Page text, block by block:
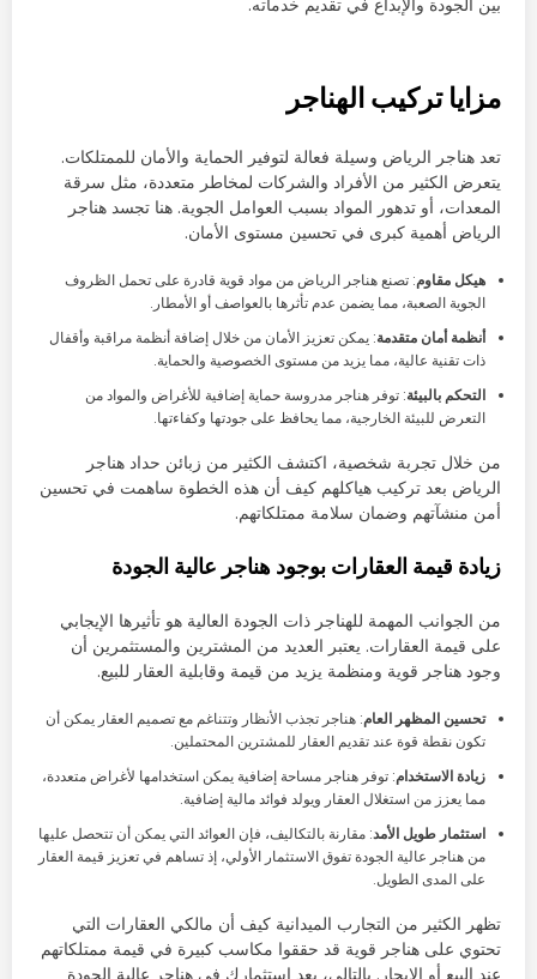
بين الجودة والإبداع في تقديم خدماته.
مزايا تركيب الهناجر
تعد هناجر الرياض وسيلة فعالة لتوفير الحماية والأمان للممتلكات.
يتعرض الكثير من الأفراد والشركات لمخاطر متعددة، مثل سرقة
المعدات، أو تدهور المواد بسبب العوامل الجوية. هنا تجسد هناجر
الرياض أهمية كبرى في تحسين مستوى الأمان.
هيكل مقاوم: تصنع هناجر الرياض من مواد قوية قادرة على تحمل الظروف
الجوية الصعبة، مما يضمن عدم تأثرها بالعواصف أو الأمطار.
أنظمة أمان متقدمة: يمكن تعزيز الأمان من خلال إضافة أنظمة مراقبة وأقفال
ذات تقنية عالية، مما يزيد من مستوى الخصوصية والحماية.
التحكم بالبيئة: توفر هناجر مدروسة حماية إضافية للأغراض والمواد من
التعرض للبيئة الخارجية، مما يحافظ على جودتها وكفاءتها.
من خلال تجربة شخصية، اكتشف الكثير من زبائن حداد هناجر
الرياض بعد تركيب هياكلهم كيف أن هذه الخطوة ساهمت في تحسين
أمن منشآتهم وضمان سلامة ممتلكاتهم.
زيادة قيمة العقارات بوجود هناجر عالية الجودة
من الجوانب المهمة للهناجر ذات الجودة العالية هو تأثيرها الإيجابي
على قيمة العقارات. يعتبر العديد من المشترين والمستثمرين أن
وجود هناجر قوية ومنظمة يزيد من قيمة وقابلية العقار للبيع.
تحسين المظهر العام: هناجر تجذب الأنظار وتتناغم مع تصميم العقار يمكن أن
تكون نقطة قوة عند تقديم العقار للمشترين المحتملين.
زيادة الاستخدام: توفر هناجر مساحة إضافية يمكن استخدامها لأغراض متعددة،
مما يعزز من استغلال العقار ويولد فوائد مالية إضافية.
استثمار طويل الأمد: مقارنة بالتكاليف، فإن العوائد التي يمكن أن تتحصل عليها
من هناجر عالية الجودة تفوق الاستثمار الأولي، إذ تساهم في تعزيز قيمة العقار
على المدى الطويل.
تظهر الكثير من التجارب الميدانية كيف أن مالكي العقارات التي
تحتوي على هناجر قوية قد حققوا مكاسب كبيرة في قيمة ممتلكاتهم